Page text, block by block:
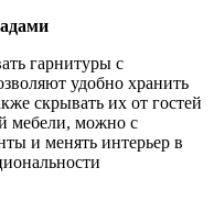
гарнитуры с
удобно хранить
скрывать их от гостей
мебели, можно с
и менять интерьер в